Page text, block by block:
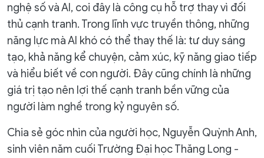
nghệ số và AI, coi đây là công cụ hỗ trợ thay vì đối
thủ cạnh tranh. Trong lĩnh vực truyền thông, những
năng lực mà AI khó có thể thay thế là: tư duy sáng
tạo, khả năng kể chuyện, cảm xúc, kỹ năng giao tiếp
và hiểu biết về con người. Đây cũng chính là những
giá trị tạo nên lợi thế cạnh tranh bền vững của
người làm nghề trong kỷ nguyên số.
Chia sẻ góc nhìn của người học, Nguyễn Quỳnh Anh,
sinh viên năm cuối Trường Đại học Thăng Long -